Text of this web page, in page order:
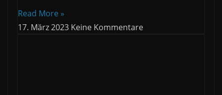
Read More »
17. März 2023 Keine Kommentare